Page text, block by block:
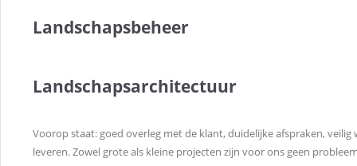
Landschapsbeheer
Landschapsarchitectuur
Voorop staat: goed overleg met de klant, duidelijke afspraken,
leveren. Zowel grote als kleine projecten zijn voor ons geen